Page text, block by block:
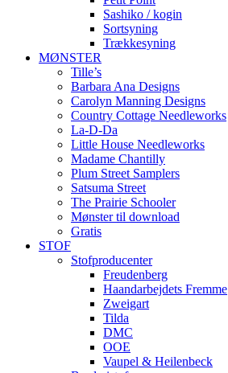
Sashiko / kogin
Sortsyning
Trækkesyning
MØNSTER
Tille’s
Barbara Ana Designs
Carolyn Manning Designs
Country Cottage Needleworks
La-D-Da
Little House Needleworks
Madame Chantilly
Plum Street Samplers
Satsuma Street
The Prairie Schooler
Mønster til download
Gratis
STOF
Stofproducenter
Freudenberg
Haandarbejdets Fremme
Zweigart
Tilda
DMC
OOE
Vaupel & Heilenbeck